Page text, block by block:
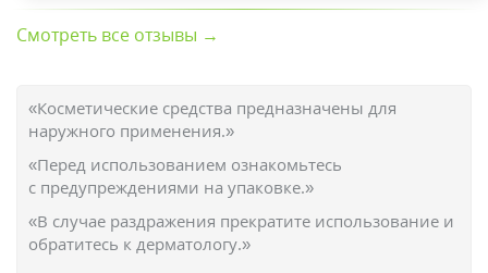
Смотреть все отзывы →
«Косметические средства предназначены для
наружного применения.»
«Перед использованием ознакомьтесь
с предупреждениями на упаковке.»
«В случае раздражения прекратите использование и
обратитесь к дерматологу.»